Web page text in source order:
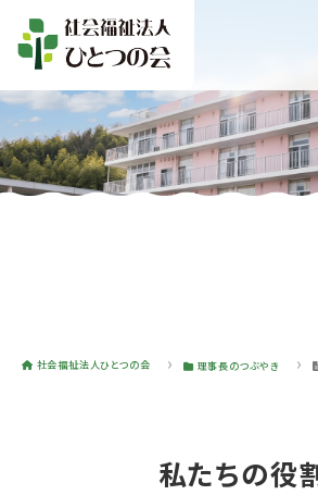
社会福祉法人ひとつの会 理事長のつぶやき
私たちの役